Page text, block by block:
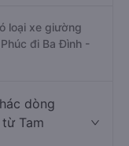
loại xe giường
đi Ba Đình -
dòng
Tam